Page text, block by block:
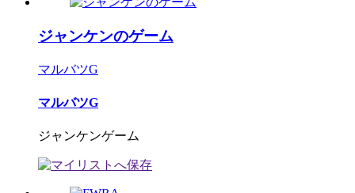
ジャンケンのゲーム
マルバツG
マルバツG
ジャンケンゲーム